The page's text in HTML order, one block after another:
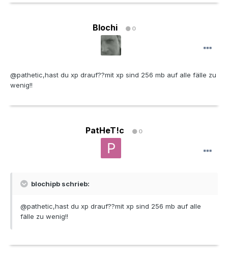
Blochi 0
@pathetic,hast du xp drauf??mit xp sind 256 mb auf alle fälle zu
wenig!!
PatHeT!c 0
blochipb schrieb:
@pathetic,hast du xp drauf??mit xp sind 256 mb auf alle
fälle zu wenig!!